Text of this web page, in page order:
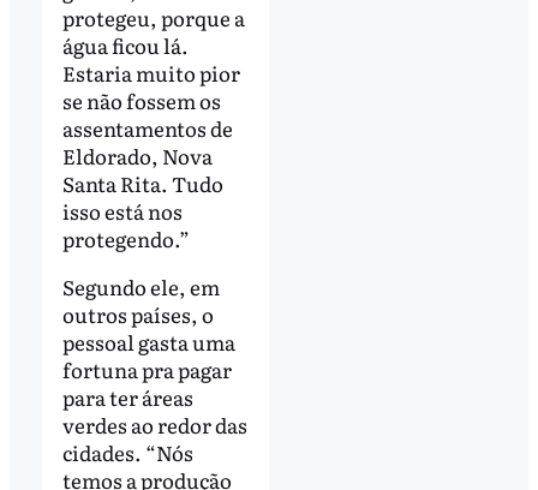
protegeu, porque a
água ficou lá.
Estaria muito pior
se não fossem os
assentamentos de
Eldorado, Nova
Santa Rita. Tudo
isso está nos
protegendo.”
Segundo ele, em
outros países, o
pessoal gasta uma
fortuna pra pagar
para ter áreas
verdes ao redor das
cidades. “Nós
temos a produção